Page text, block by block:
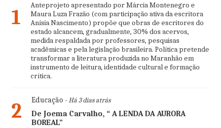
1
Anteprojeto apresentado por Márcia Montenegro e
Maura Luza Frazão (com participação ativa da escritora
Anísia Nascimento) propõe que obras de escritores do
estado alcancem, gradualmente, 30% dos acervos,
medida respaldada por professores, pesquisas
acadêmicas e pela legislação brasileira. Política pretende
transformar a literatura produzida no Maranhão em
instrumento de leitura, identidade cultural e formação
crítica.
2 Educação - Há 3 dias atrás
De Joema Carvalho, “ A LENDA DA AURORA
BOREAL”